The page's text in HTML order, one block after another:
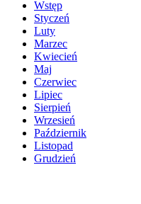
Wstęp
Styczeń
Luty
Marzec
Kwiecień
Maj
Czerwiec
Lipiec
Sierpień
Wrzesień
Październik
Listopad
Grudzień